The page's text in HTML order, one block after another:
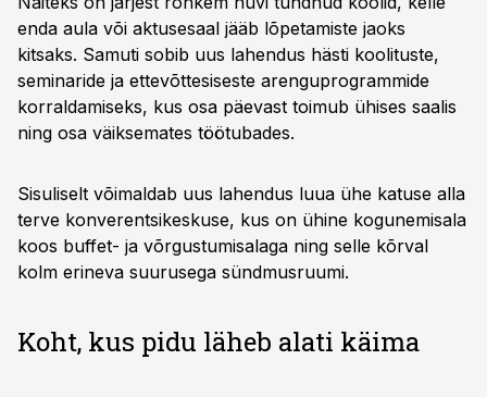
enda aula või aktusesaal jääb lõpetamiste jaoks
kitsaks. Samuti sobib uus lahendus hästi koolituste,
seminaride ja ettevõttesiseste arenguprogrammide
korraldamiseks, kus osa päevast toimub ühises saalis
ning osa väiksemates töötubades.
Sisuliselt võimaldab uus lahendus luua ühe katuse alla
terve konverentsikeskuse, kus on ühine kogunemisala
koos buffet- ja võrgustumisalaga ning selle kõrval
kolm erineva suurusega sündmusruumi.
Koht, kus pidu läheb alati käima